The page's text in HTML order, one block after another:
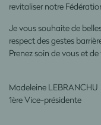
revitaliser notre
Je vous souhaite de
respect des gestes
Prenez soin de vous et
Madeleine LEBRANCHU
1ère Vice-présidente